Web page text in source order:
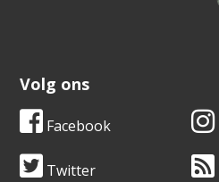
Volg ons
Facebook
Twitter